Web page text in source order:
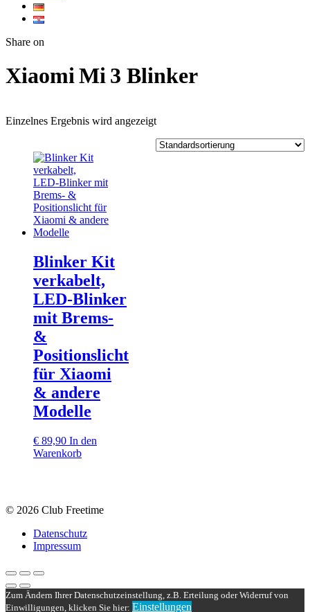
Share on
Xiaomi Mi 3 Blinker
Einzelnes Ergebnis wird angezeigt
Blinker Kit
verkabelt,
LED‑Blinker
mit Brems‑
&
Positionslicht
für Xiaomi
& andere
Modelle
€ 89,90 In den
Warenkorb
© 2026 Club Freetime
Datenschutz
Impressum
Zum Ändern Ihrer Datenschutzeinstellung, z.B. Erteilung oder Widerruf von
Einwilligungen, klicken Sie hier: Einstellungen